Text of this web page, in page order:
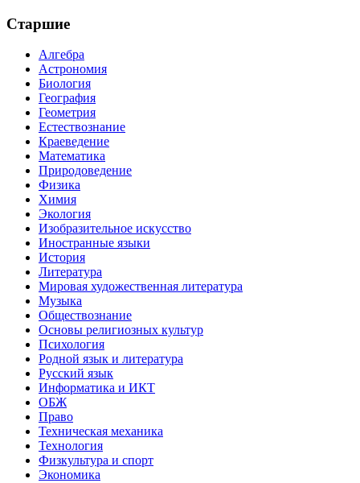
Старшие
Алгебра
Астрономия
Биология
География
Геометрия
Естествознание
Краеведение
Математика
Природоведение
Физика
Химия
Экология
Изобразительное искусство
Иностранные языки
История
Литература
Мировая художественная литература
Музыка
Обществознание
Основы религиозных культур
Психология
Родной язык и литература
Русский язык
Информатика и ИКТ
ОБЖ
Право
Техническая механика
Технология
Физкультура и спорт
Экономика